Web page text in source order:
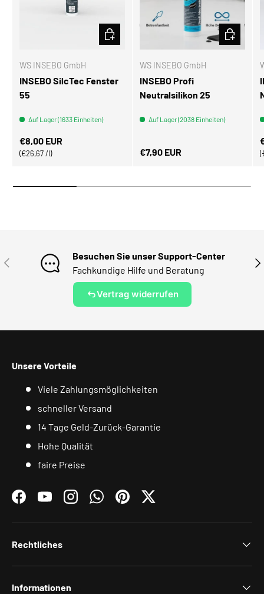
WS INSEBO GmbH
INSEBO SilcTec Fenster
55
Auf Lager (1633 Einheiten)
Normaler Preis
€8,00 EUR
Grundpreis
€26,67 /l
OPTIONEN AUSWÄHLEN
WS INSEBO GmbH
INSEBO Profi
Neutralsilikon 25
Auf Lager (2038 Einheiten)
Normaler Preis
€7,90 EUR
VORHERIGE
Besuchen Sie unser Support-Center
Fachkundige Hilfe und Beratung
Vertrag widerrufen
Unsere Vorteile
Viele Zahlungsmöglichkeiten
schneller Versand
14 Tage Geld-Zurück-Garantie
Hohe Qualität
faire Preise
FacebookYouTubeInstagramWhatsAppPinterestTwitter
Rechtliches
Informationen